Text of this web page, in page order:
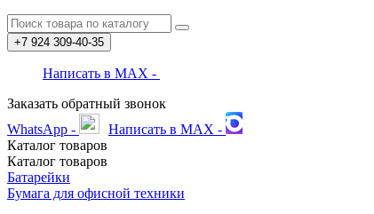
+7 924 309-40-35
Написать в MAX -
Заказать обратный звонок
WhatsApp -
Написать в MAX -
Каталог товаров
Каталог товаров
Батарейки
Бумага для офисной техники